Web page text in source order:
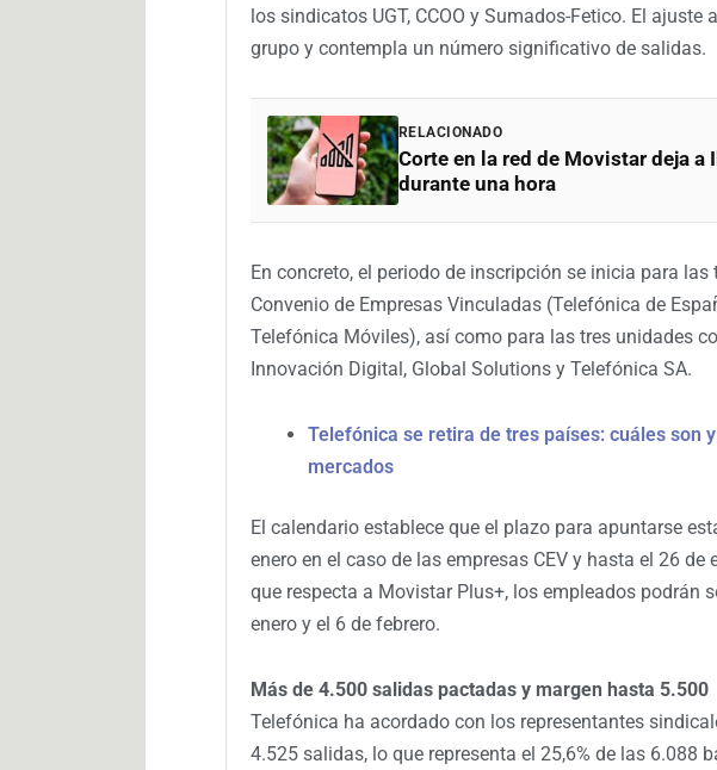
los sindicatos UGT, CCOO y Sumados-Fetico. El ajuste
grupo y contempla un número significativo de salidas.
RELACIONADO
Corte en la red de Movistar deja a
durante una hora
En concreto, el periodo de inscripción se inicia para
Convenio de Empresas Vinculadas (Telefónica de
Telefónica Móviles), así como para las tres unidades
Innovación Digital, Global Solutions y Telefónica SA.
Telefónica se retira de tres países: cuáles son
mercados
El calendario establece que el plazo para apuntarse
enero en el caso de las empresas CEV y hasta el 26 de
que respecta a Movistar Plus+, los empleados podrán
enero y el 6 de febrero.
Más de 4.500 salidas pactadas y margen hasta 5.500
Telefónica ha acordado con los representantes
4.525 salidas, lo que representa el 25,6% de las 6.088